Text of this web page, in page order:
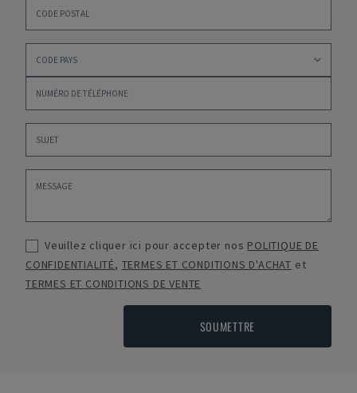
Veuillez cliquer ici pour accepter nos POLITIQUE DE
CONFIDENTIALITÉ, TERMES ET CONDITIONS D'ACHAT et
TERMES ET CONDITIONS DE VENTE
SOUMETTRE